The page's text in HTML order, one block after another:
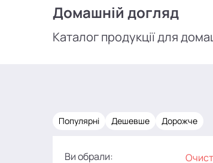
Домашній догляд
Каталог продукції для
Популярні Дешевше Дорожче
Ви обрали: